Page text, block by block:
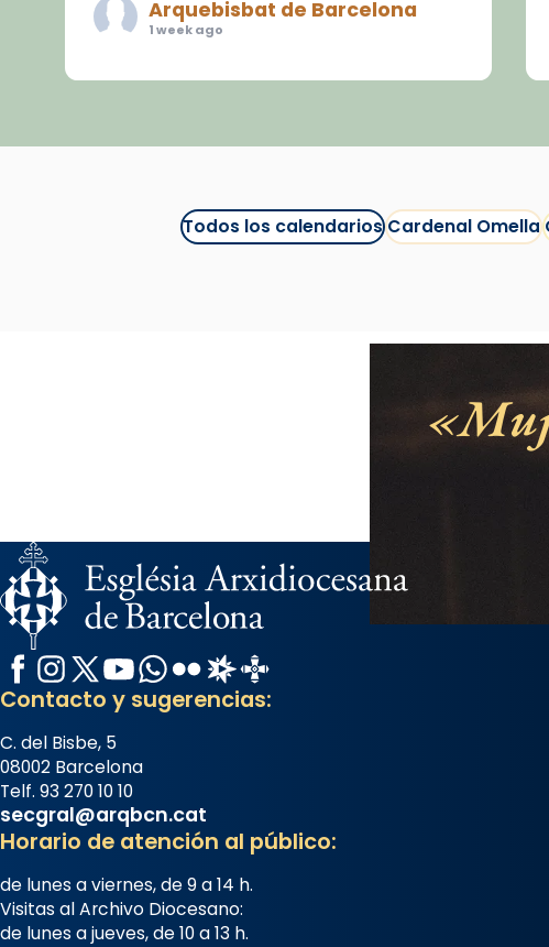
Arquebisbat de Barcelona
1 week ago
juliol la missa de Les Santes de
Aquest dilluns, 27 de juliol, ha
tingut lloc la missa d’acció de
gràcies en agraïment al comitè
organitzador de la visita
apostòlica del Sant Pare Lleó XIV
a Barcelona, i als col·laboradors,
a la Catedral de Barcelona.
L’arquebisbe de Barcelona, el
cardenal Joan Josep Omella, ha
presidit la missa i l’ha
concelebrat el bisbe auxiliar de
Barcelona, Mons. David Abadías.
📸 Dr. G. Simón
Todos los calendariosCardenal Omella
Facebook
Instagram
X / Twitter
YouTube
WhatsApp
FlickrRadio Estel
Catalunya Cristiana
Contacto y sugerencias:
C. del Bisbe, 5
08002 Barcelona
Telf. 93 270 10 10
secgral@arqbcn.cat
Horario de atención al público:
de lunes a viernes, de 9 a 14 h.
Visitas al Archivo Diocesano:
de lunes a jueves, de 10 a 13 h.